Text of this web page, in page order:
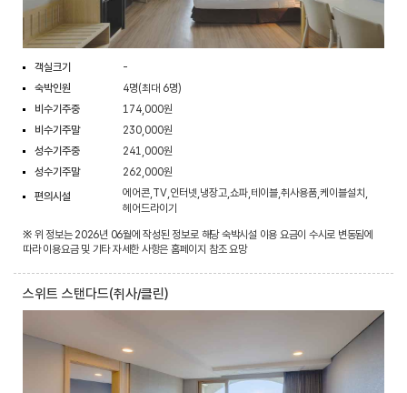
객실크기
-
숙박인원
4명(최대 6명)
비수기주중
174,000원
비수기주말
230,000원
성수기주중
241,000원
성수기주말
262,000원
편의시설
에어콘,TV,인터넷,냉장고,쇼파,테이블,취사용품,케이블설치,
헤어드라이기
※ 위 정보는 2026년 06월에 작성된 정보로 해당 숙박시설 이용 요금이 수시로 변동됨에
따라 이용요금 및 기타 자세한 사항은 홈페이지 참조 요망
스위트 스탠다드(취사/클린)